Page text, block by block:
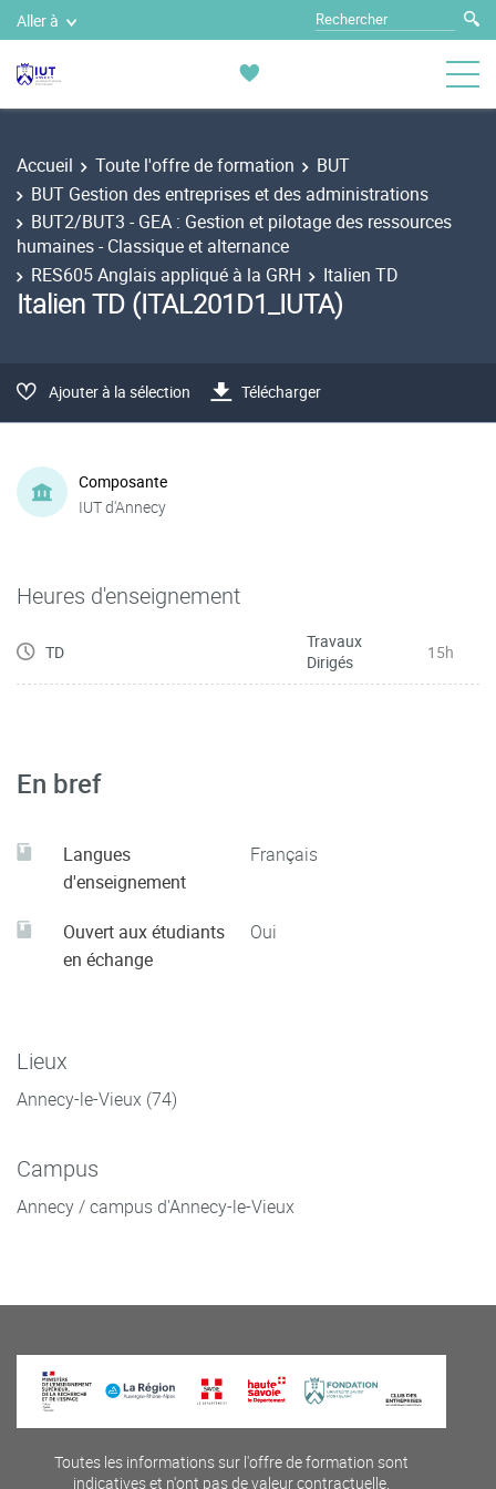
Aller à
Accueil Toute l'offre de formation
BUT
BUT Gestion des entreprises et des administrations
BUT2/BUT3 - GEA : Gestion et pilotage des ressources
humaines - Classique et alternance
RES605 Anglais appliqué à la GRH
Italien TD
Italien TD (ITAL201D1_IUTA)
Ajouter à la sélection Télécharger
Composante
IUT d'Annecy
Heures d'enseignement
TD
Travaux
Dirigés
15h
En bref
Langues
d'enseignement
Français
Ouvert aux étudiants
en échange
Oui
Lieux
Annecy-le-Vieux (74)
Campus
Annecy / campus d'Annecy-le-Vieux
Toutes les informations sur l'offre de formation sont
indicatives et n'ont pas de valeur contractuelle.